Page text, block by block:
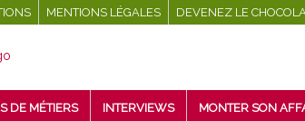
MENTIONS LÉGALES DEVENEZ LE
DE MÉTIERS INTERVIEWS MONTER SON